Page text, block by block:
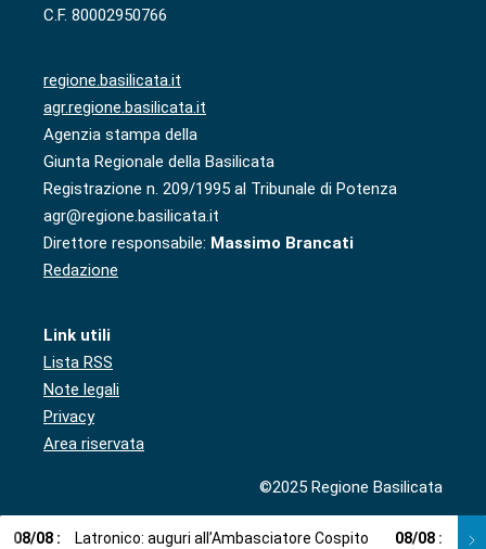
C.F. 80002950766
regione.basilicata.it
agr.regione.basilicata.it
Agenzia stampa della
Giunta Regionale della Basilicata
Registrazione n. 209/1995 al Tribunale di Potenza
agr@regione.basilicata.it
Direttore responsabile: Massimo Brancati
Redazione
Link utili
Lista RSS
Note legali
Privacy
Area riservata
©2025 Regione Basilicata
08/08 : Latronico: auguri all’Ambasciatore Cospito 08/08 :